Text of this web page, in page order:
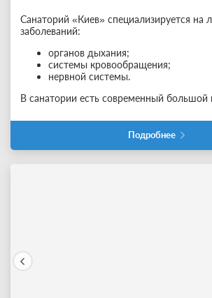
Санаторий «Киев» специализируется на
заболеваний:
органов дыхания;
системы кровообращения;
нервной системы.
В санатории есть современный большой
Подробнее